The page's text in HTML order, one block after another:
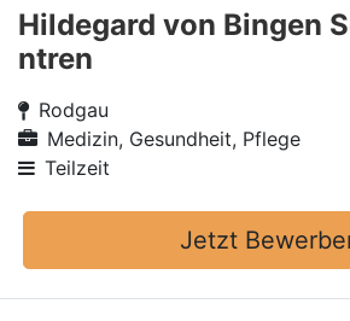
Hildegard von Bingen
ntren
Rodgau
Medizin, Gesundheit, Pflege
Teilzeit
Jetzt